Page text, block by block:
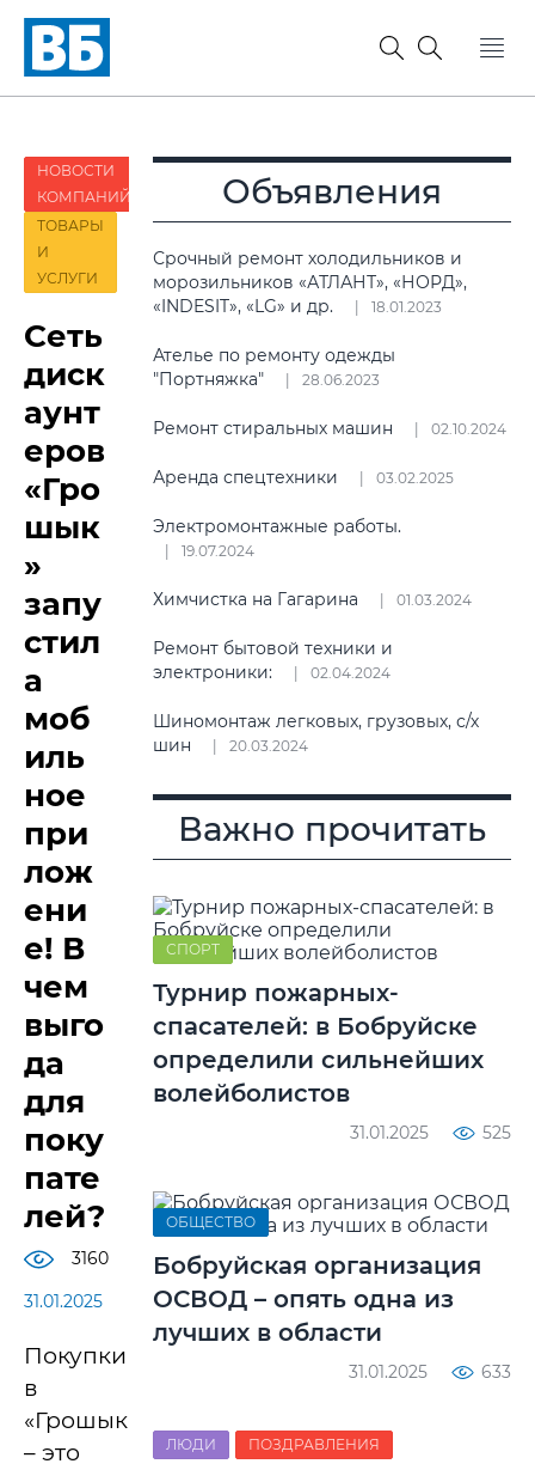
НОВОСТИ
КОМПАНИЙ
ТОВАРЫ
И
УСЛУГИ
Сеть
диск
аунт
еров
«Гро
шык
»
запу
стил
а
моб
иль
ное
при
лож
ени
е! В
чем
выго
да
для
поку
пате
лей?
3160
31.01.2025
Покупки
в
«Грошыке»
– это
Объявления
Срочный ремонт холодильников и
морозильников «АТЛАНТ», «НОРД»,
«INDESIT», «LG» и др.
18.01.2023
Ателье по ремонту одежды
"Портняжка"
28.06.2023
Ремонт стиральных машин 02.10.2024
Аренда спецтехники 03.02.2025
Электромонтажные работы.
19.07.2024
Химчистка на Гагарина 01.03.2024
Ремонт бытовой техники и
электроники:
02.04.2024
Шиномонтаж легковых, грузовых, с/х
шин
20.03.2024
Важно прочитать
СПОРТ
Турнир пожарных-
спасателей: в Бобруйске
определили сильнейших
волейболистов
31.01.2025 525
ОБЩЕСТВО
Бобруйская организация
ОСВОД – опять одна из
лучших в области
31.01.2025 633
ЛЮДИ ПОЗДРАВЛЕНИЯ